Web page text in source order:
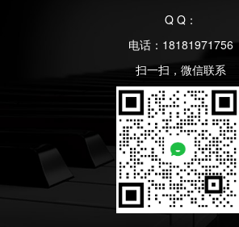
Q Q：
电话：18181971756
扫一扫，微信联系